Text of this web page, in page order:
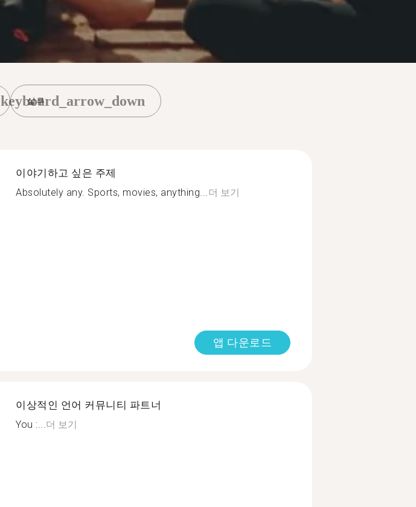
살루
keyboard_arrow_down
이야기하고 싶은 주제
Absolutely any. Sports, movies, anything...더 보기
앱 다운로드
이상적인 언어 커뮤니티 파트너
You :...더 보기